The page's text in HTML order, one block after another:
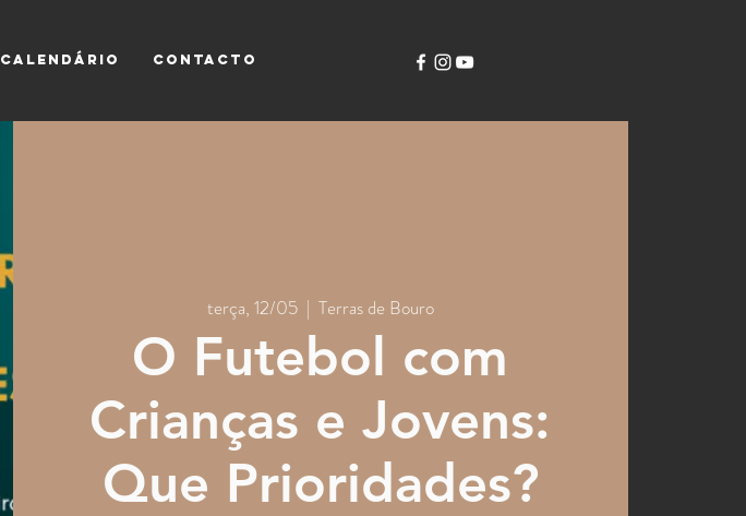
CALENDÁRIO CONTACTO
terça, 12/05
  |
Terras de Bouro
O Futebol com
Crianças e Jovens:
Que Prioridades?